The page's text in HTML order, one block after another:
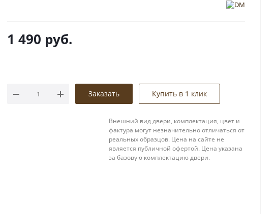
1 490 руб.
Заказать Купить в 1 клик
Внешний вид двери, комплектация, цвет и
фактура могут незначительно отличаться от
реальных образцов. Цена на сайте не
является публичной офертой. Цена указана
за базовую комплектацию двери.